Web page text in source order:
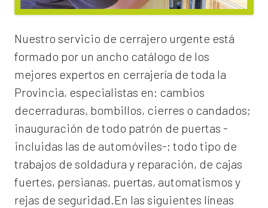
Nuestro servicio de cerrajero urgente está
formado por un ancho catálogo de los
mejores expertos en cerrajería de toda la
Provincia, especialistas en: cambios
decerraduras, bombillos, cierres o candados;
inauguración de todo patrón de puertas -
incluidas las de automóviles-; todo tipo de
trabajos de soldadura y reparación, de cajas
fuertes, persianas, puertas, automatismos y
rejas de seguridad.En las siguientes líneas